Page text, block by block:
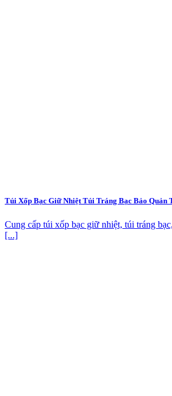
Túi Xốp Bạc Giữ Nhiệt Túi Tráng Bạc Bảo Quản
Cung cấp túi xốp bạc giữ nhiệt, túi tráng
[...]